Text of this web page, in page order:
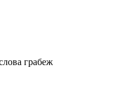
грабеж